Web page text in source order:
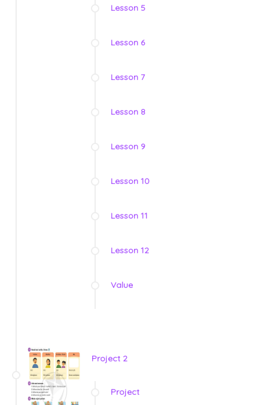
Lesson 5
Lesson 6
Lesson 7
Lesson 8
Lesson 9
Lesson 10
Lesson 11
Lesson 12
Value
Project 2
Project